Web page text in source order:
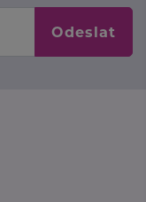
Odeslat